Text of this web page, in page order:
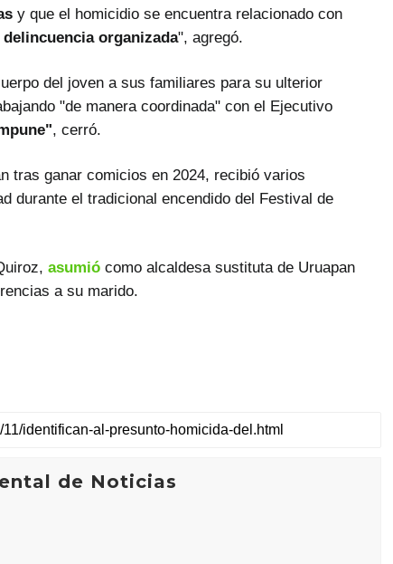
y que el homicidio se encuentra relacionado con
delincuencia organizada", agregó.
del joven a sus familiares para su ulterior
"de manera coordinada" con el Ejecutivo
, cerró.
tras ganar comicios en 2024, recibió varios
durante el tradicional encendido del Festival de
asumió como alcaldesa sustituta de Uruapan
a su marido.
de Noticias